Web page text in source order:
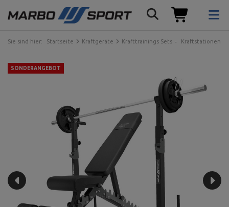
Sie sind hier: Startseite Kraftgeräte Krafttrainings Sets Kraftstationen
SONDERANGEBOT